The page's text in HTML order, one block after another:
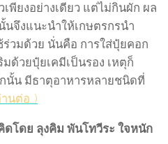
พียงอย่างเดียว แต่ไม่กินผัก ผล
นจึงแนะนำให้เกษตรกรนำ
วมด้วย นั่นคือ การใส่ปุ๋ยคอก
ด้วยปุ๋ยเคมีเป็นรอง เหตุก็
นั้น มีธาตุอาหารหลายชนิดที่
นต่อ..)
ดโดย ลุงคิม พันโทวีระ ใจหนัก